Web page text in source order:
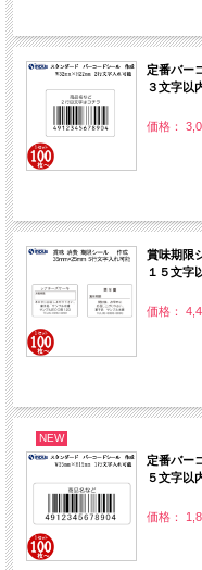
定番バー
３文字
価格：
賞味期限
１５文字
価格：
NEW
定番バー
５文字
価格：